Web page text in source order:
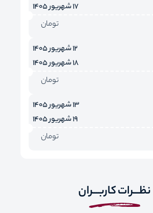
17 شهریور 1405
تومان
12 شهریور 1405
18 شهریور 1405
تومان
13 شهریور 1405
19 شهریور 1405
تومان
نظـــرات کاربـــران